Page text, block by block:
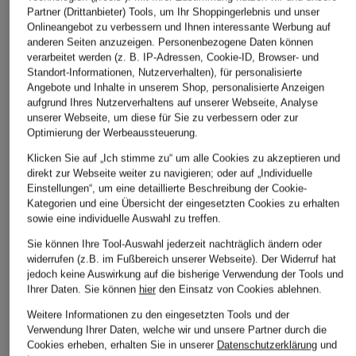
+Aktionsrabatt
FARM RIO
Hose BLACK PALM
TREES
SEAFOLLY
High-Waist-Bikini-
Hose SEA DIVE
55 €
MYMARINI
High-Waist-Bikini-
Hose BOTTOM NO
120 €
Partner (Drittanbieter) Tools, um Ihr Shoppingerlebnis und unser
Onlineangebot zu verbessern und Ihnen interessante Werbung auf
anderen Seiten anzuzeigen. Personenbezogene Daten können
verarbeitet werden (z. B. IP-Adressen, Cookie-ID, Browser- und
Standort-Informationen, Nutzerverhalten), für personalisierte
Angebote und Inhalte in unserem Shop, personalisierte Anzeigen
aufgrund Ihres Nutzerverhaltens auf unserer Webseite, Analyse
unserer Webseite, um diese für Sie zu verbessern oder zur
Optimierung der Werbeaussteuerung.
Klicken Sie auf „Ich stimme zu“ um alle Cookies zu akzeptieren und
direkt zur Webseite weiter zu navigieren; oder auf „Individuelle
Einstellungen“, um eine detaillierte Beschreibung der Cookie-
Kategorien und eine Übersicht der eingesetzten Cookies zu erhalten
sowie eine individuelle Auswahl zu treffen.
Sie können Ihre Tool-Auswahl jederzeit nachträglich ändern oder
widerrufen (z.B. im Fußbereich unserer Webseite). Der Widerruf hat
jedoch keine Auswirkung auf die bisherige Verwendung der Tools und
Ihrer Daten. Sie können hierden Einsatz von Cookies ablehnen.
Weitere Informationen zu den eingesetzten Tools und der
Verwendung Ihrer Daten, welche wir und unsere Partner durch die
Cookies erheben, erhalten Sie in unserer Datenschutzerklärungund